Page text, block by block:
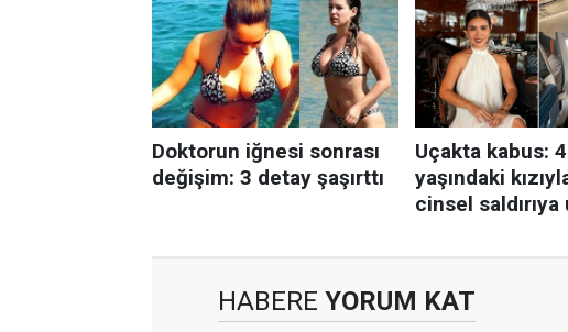
HABERE YORUM KAT